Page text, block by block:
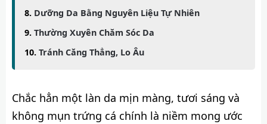
Dưỡng Da Bằng Nguyên Liệu Tự Nhiên
Thường Xuyên Chăm Sóc Da
Tránh Căng Thẳng, Lo Âu
Chắc hẳn một làn da mịn màng, tươi sáng và
không mụn trứng cá chính là niềm mong ước